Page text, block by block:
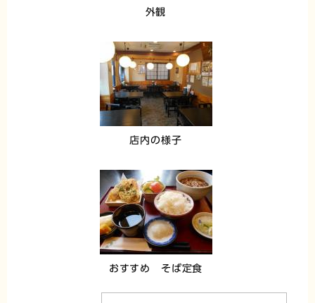
外観
店内の様子
おすすめ そば定食